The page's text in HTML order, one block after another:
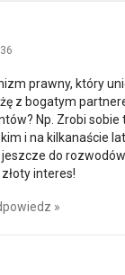
prawny, który
z bogatym
Np. Zrobi sobie
i na kilkanaście
do
interes!
»